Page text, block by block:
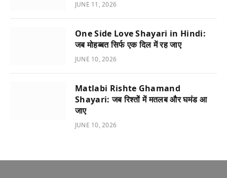
JUNE 11, 2026
One Side Love Shayari in Hindi:
जब मोहब्बत सिर्फ एक दिल में रह जाए
JUNE 10, 2026
Matlabi Rishte Ghamand
Shayari: जब रिश्तों में मतलब और घमंड आ
जाए
JUNE 10, 2026